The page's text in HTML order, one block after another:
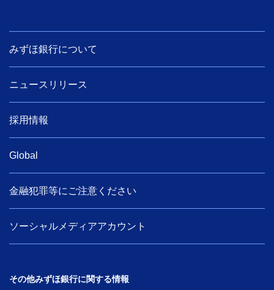
みずほ銀行について
ニュースリリース
採用情報
Global
金融犯罪等にご注意ください
ソーシャルメディアアカウント
その他みずほ銀行に関する情報